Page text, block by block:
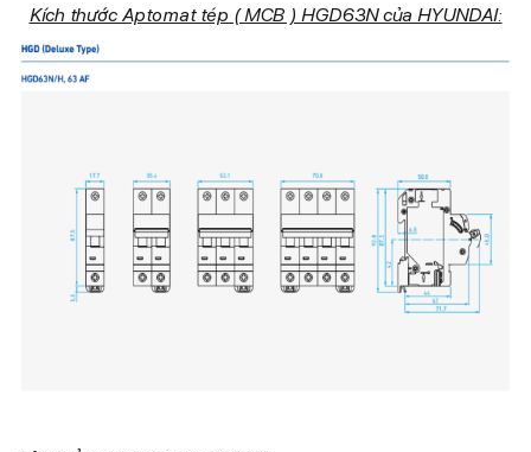
Kích thước Aptomat tép ( MCB ) HGD63N của HYUNDAI: